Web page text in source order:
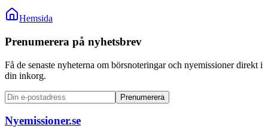
Hemsida
Prenumerera på nyhetsbrev
Få de senaste nyheterna om börsnoteringar och nyemissioner direkt i
din inkorg.
Prenumerera
Nyemissioner.se